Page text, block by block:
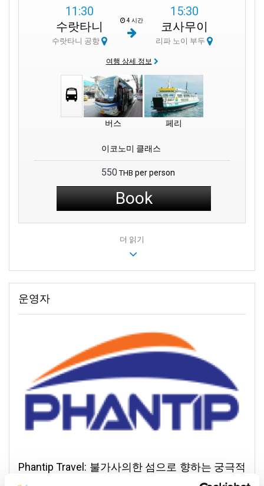
유명한 라자 페리 부두 운영사 등 다양한 페리 운영사가 리파 노이
를 이용하므로 다양한 시간대와 서비스를 보장합니다.
밤문화가 있는 코팡안이나 자연이 아름다운 앙통 중 어디로 갈까
리파노이 부두 페리 서비스가 도와드립니다.
현지인들과 교류하며 부두 근처의 최고의 명소, 맛집, 숨겨진 보석
같은 명소에 대한 팁을 알아보세요.
11:30
수랏타니
수랏타니 공항
4 시간
15:30
코사무이
리파 노이 부두
여행 상세 정보
버스 페리
이코노미 클래스
550 THB per person
Book
더 읽기
운영자
Phantip Travel: 불가사의한 섬으로 향하는 궁극적